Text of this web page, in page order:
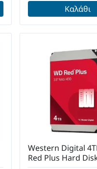
Καλάθι
Western Digital
Red Plus Hard